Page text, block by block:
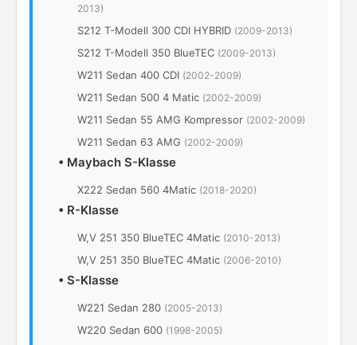
2013)
S212 T-Modell 300 CDI HYBRID (2009-2013)
S212 T-Modell 350 BlueTEC (2009-2013)
W211 Sedan 400 CDI (2002-2009)
W211 Sedan 500 4 Matic (2002-2009)
W211 Sedan 55 AMG Kompressor (2002-2009)
W211 Sedan 63 AMG (2002-2009)
• Maybach S-Klasse
X222 Sedan 560 4Matic (2018-2020)
• R-Klasse
W,V 251 350 BlueTEC 4Matic (2010-2013)
W,V 251 350 BlueTEC 4Matic (2006-2010)
• S-Klasse
W221 Sedan 280 (2005-2013)
W220 Sedan 600 (1998-2005)